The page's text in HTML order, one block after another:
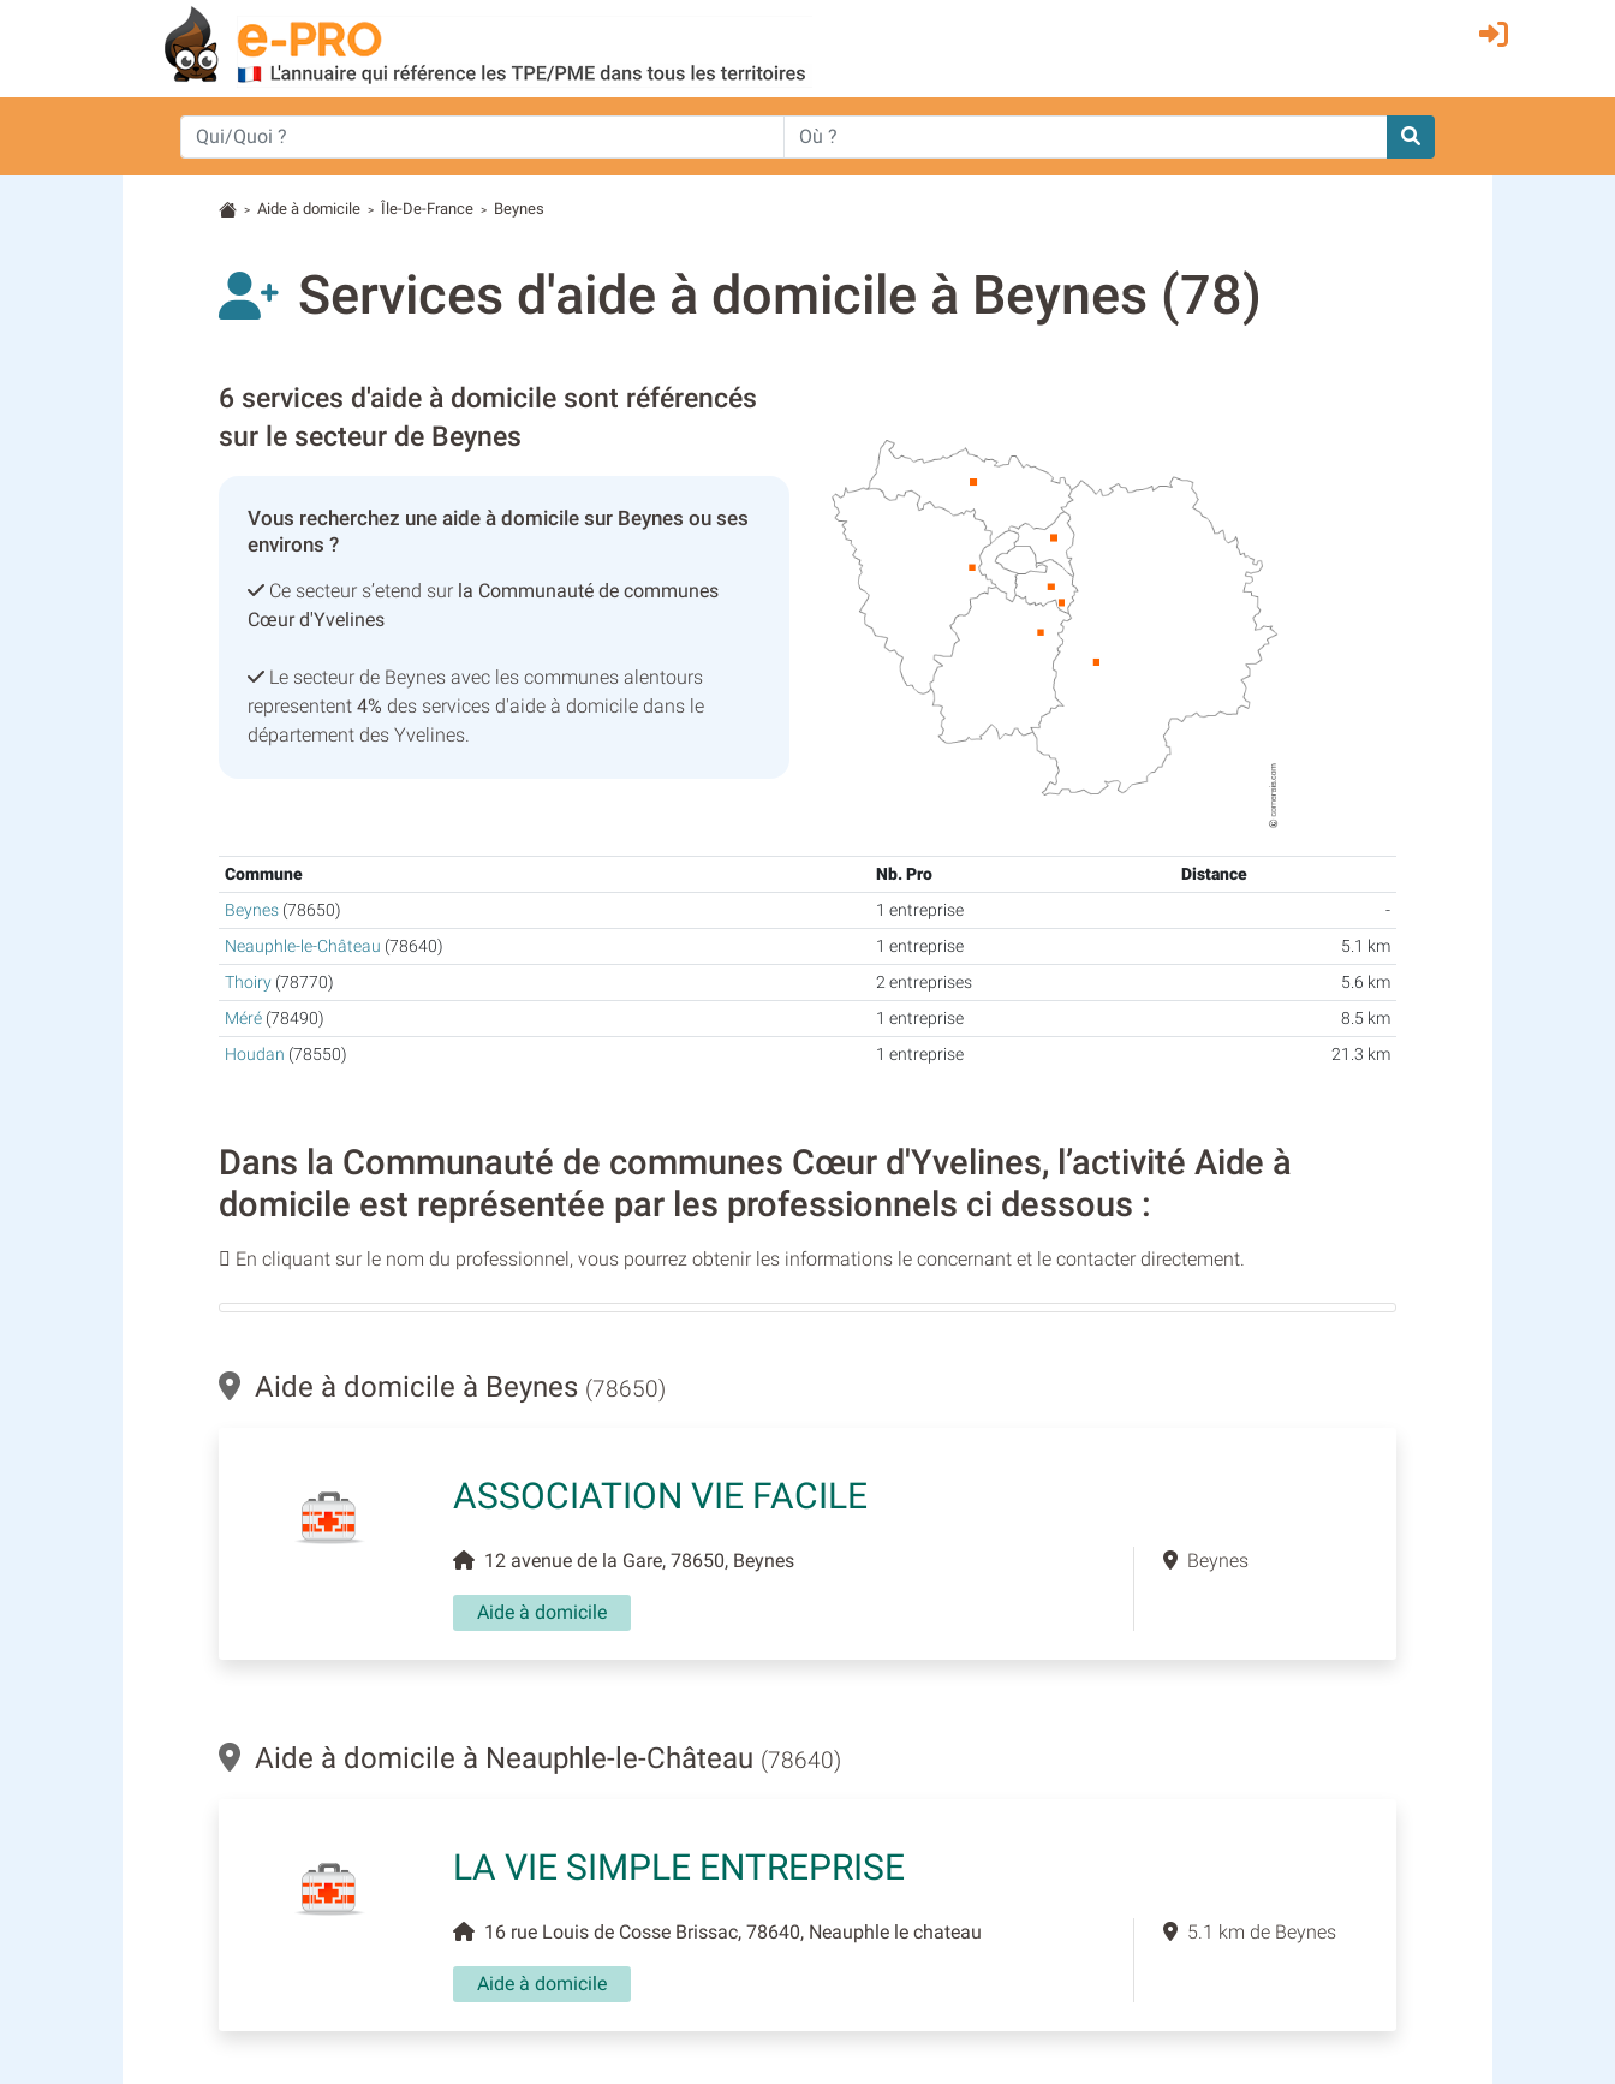
> Aide à domicile > Île-De-France > Beynes
Services d'aide à domicile à Beynes (78)
6 services d'aide à domicile sont référencés
sur le secteur de Beynes
Vous recherchez une aide à domicile sur Beynes ou ses
environs ?
Ce secteur s’etend sur la Communauté de communes
Cœur d'Yvelines
Le secteur de Beynes avec les communes alentours
representent 4% des services d'aide à domicile dans le
département des Yvelines.
Commune Nb. Pro
Distance
Beynes(78650) 1 entreprise
-
Neauphle-le-Château (78640) 1 entreprise
5.1 km
Thoiry(78770) 2 entreprises
5.6 km
Méré(78490) 1 entreprise
8.5 km
Houdan (78550) 1 entreprise 21.3 km
Dans la Communauté de communes Cœur d'Yvelines, l’activité Aide à
domicile est représentée par les professionnels ci dessous :
En cliquant sur le nom du professionnel, vous pourrez obtenir les informations le concernant et le contacter directement.
Aide à domicile à Beynes (78650)
ASSOCIATION VIE FACILE
12 avenue de la Gare, 78650, Beynes
Aide à domicile
Beynes
Aide à domicile à Neauphle-le-Château (78640)
LA VIE SIMPLE ENTREPRISE
16 rue Louis de Cosse Brissac, 78640, Neauphle le chateau
Aide à domicile
5.1 km de Beynes